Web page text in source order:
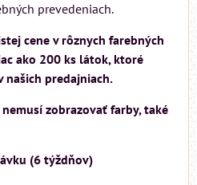
prevedeniach.
cene v rôznych farebných
ako 200 ks látok, ktoré
našich predajniach.
zobrazovať farby, také
(6 týždňov)